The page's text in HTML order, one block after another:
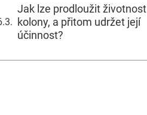
Jak lze prodloužit životnost
kolony, a přitom udržet její
účinnost?